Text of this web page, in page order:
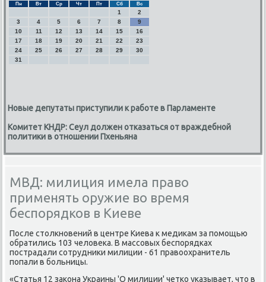
Пн Вт Ср Чт Пт Сб Вс
1
2
3
4 5 6 7 8
9
10
11 12 13 14 15
16
17
18 19 20 21 22
23
24
25 26 27 28 29
30
31
Новые депутаты приступили к работе в Парламенте
Комитет КНДР: Сеул должен отказаться от враждебной
политики в отношении Пхеньяна
МВД: милиция имела право
применять оружие во время
беспорядков в Киеве
После столкновений в центре Киева к медикам за помощью
обратились 103 человека. В массовых беспорядках
пострадали сотрудники милиции - 61 правоохранитель
попали в больницы.
«Статья 12 закона Украины 'О милиции' четко указывает, что в